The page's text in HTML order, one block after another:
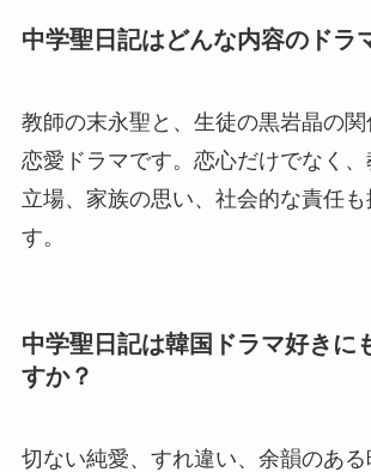
中学聖日記はどんな内容のドラ
教師の末永聖と、生徒の黒岩晶の
恋愛ドラマです。恋心だけでなく
立場、家族の思い、社会的な責任も
す。
中学聖日記は韓国ドラマ好きに
すか？
切ない純愛、すれ違い、余韻のあ